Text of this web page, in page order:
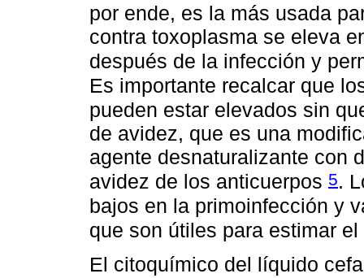
por ende, es la más usada
contra toxoplasma se eleva
después de la infección y
Es importante recalcar que
pueden estar elevados sin
de avidez, que es una
agente desnaturalizante con
avidez de los anticuerpos 5.
bajos en la primoinfección y
que son útiles para estimar
El citoquímico del líquido